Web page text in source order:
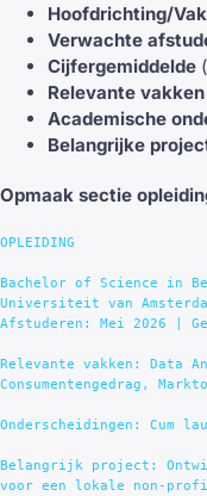
Hoofdrichting/
Verwachte
Cijfergemiddelde
Relevante vakken
Academische
Belangrijke
Opmaak sectie
OPLEIDING
Bachelor of Science in
Universiteit van
Afstuderen: Mei 2026 |
Relevante vakken: Data
Consumentengedrag,
Onderscheidingen: Cum
Belangrijk project:
voor een lokale non-